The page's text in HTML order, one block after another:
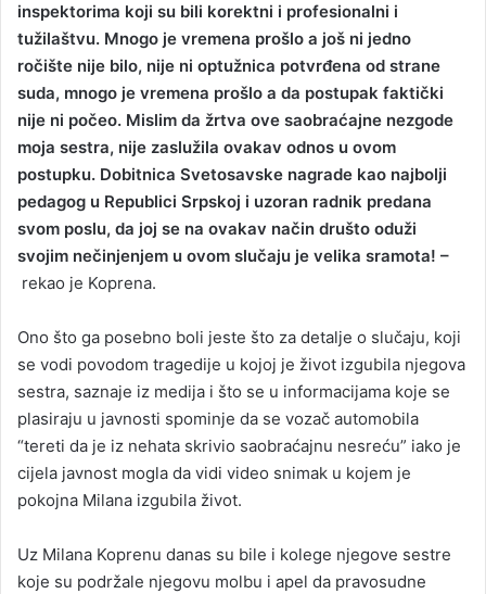
inspektorima koji su bili korektni i profesionalni i
tužilaštvu. Mnogo je vremena prošlo a još ni jedno
ročište nije bilo, nije ni optužnica potvrđena od strane
suda, mnogo je vremena prošlo a da postupak faktički
nije ni počeo. Mislim da žrtva ove saobraćajne nezgode
moja sestra, nije zaslužila ovakav odnos u ovom
postupku. Dobitnica Svetosavske nagrade kao najbolji
pedagog u Republici Srpskoj i uzoran radnik predana
svom poslu, da joj se na ovakav način društo oduži
svojim nečinjenjem u ovom slučaju je velika sramota! –
rekao je Koprena.
Ono što ga posebno boli jeste što za detalje o slučaju, koji
se vodi povodom tragedije u kojoj je život izgubila njegova
sestra, saznaje iz medija i što se u informacijama koje se
plasiraju u javnosti spominje da se vozač automobila
“tereti da je iz nehata skrivio saobraćajnu nesreću” iako je
cijela javnost mogla da vidi video snimak u kojem je
pokojna Milana izgubila život.
Uz Milana Koprenu danas su bile i kolege njegove sestre
koje su podržale njegovu molbu i apel da pravosudne